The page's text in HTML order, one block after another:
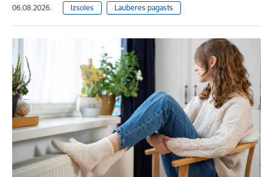
06.08.2026. Izsoles Lauberes pagasts